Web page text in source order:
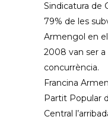
Sindicatura de
79% de les
Armengol en
2008 van ser a
concurrència.
Francina
Partit Popular
Central